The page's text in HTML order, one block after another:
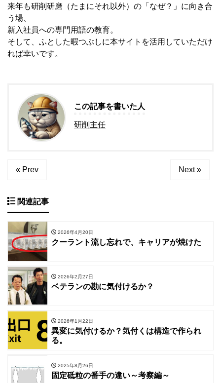
来年も研削研磨（たまにそれ以外）の「なぜ？」に向き合
う場、
新入社員への専門用語の教育。
そして、ふとした暇つぶしに本サイトを活用していただけ
れば幸いです。
この記事を書いた人
研削主任
« Prev Next »
関連記事
2026年4月20日
クーラント流し忘れで、キャリアが焼けた
2026年2月27日
ベテランの勘に気付けるか？
2026年1月22日
異変に気付けるか？気付くは構造で作られ
る。
2025年8月26日
固定砥粒の番手の違い～考察編～